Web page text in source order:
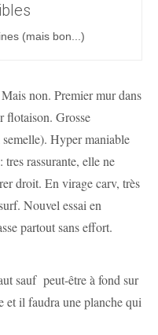
(mais bon...)
non. Premier mur dans
flotaison. Grosse
Hyper maniable
tres rassurante, elle ne
droit. En virage carv, très
Nouvel essai en
partout sans effort.
sauf peut-être à fond sur
et il faudra une planche qui